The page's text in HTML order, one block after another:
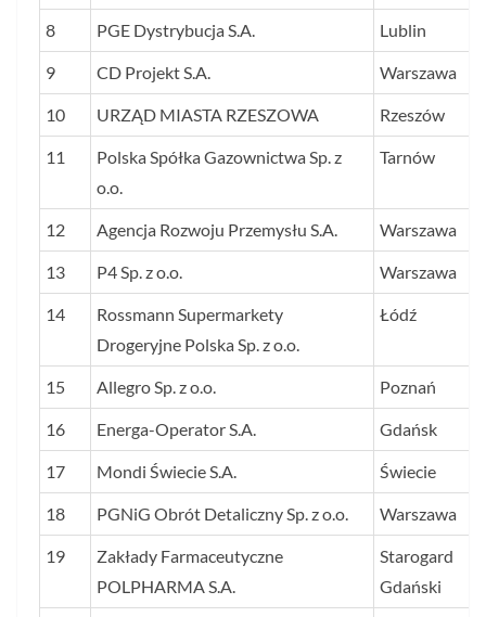
8 PGE Dystrybucja S.A. Lublin
9 CD Projekt S.A. Warszawa
10 URZĄD MIASTA RZESZOWA Rzeszów
11
Polska Spółka Gazownictwa Sp. z
o.o.
Tarnów
12 Agencja Rozwoju Przemysłu S.A. Warszawa
13 P4 Sp. z o.o. Warszawa
14
Rossmann Supermarkety
Drogeryjne Polska Sp. z o.o.
Łódź
15 Allegro Sp. z o.o. Poznań
16 Energa-Operator S.A. Gdańsk
17 Mondi Świecie S.A. Świecie
18 PGNiG Obrót Detaliczny Sp. z o.o. Warszawa
19
Zakłady Farmaceutyczne
POLPHARMA S.A.
Starogard
Gdański